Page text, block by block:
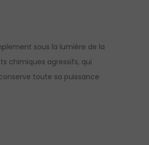
sous la lumière de la
chimiques agressifs, qui
toute sa puissance